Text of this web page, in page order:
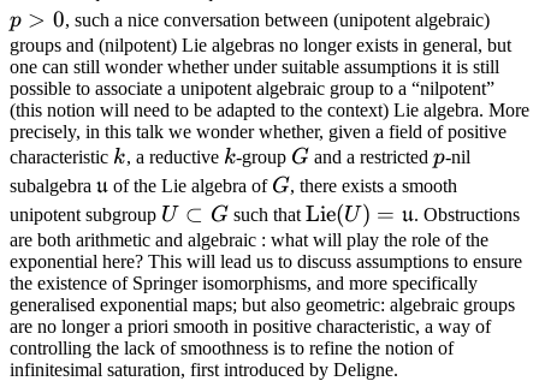
(G)
0
p > 0, such a nice conversation between (unipotent algebraic)
groups and (nilpotent) Lie algebras no longer exists in general, but
one can still wonder whether under suitable assumptions it is still
possible to associate a unipotent algebraic group to a “nilpotent”
(this notion will need to be adapted to the context) Lie algebra. More
precisely, in this talk we wonder whether, given a field of positive
characteristic k
k, a reductive k
k-group G
G and a restrictedp
p-nil
subalgebra \mathfrak{u}
u of the Lie algebra of G
G, there exists a smooth
unipotent subgroup U
\subset
G
U ⊂ G such that \operatorname{Lie}
(U) =
\mathfrak{u}
Lie(U) = u. Obstructions
are both arithmetic and algebraic : what will play the role of the
exponential here? This will lead us to discuss assumptions to ensure
the existence of Springer isomorphisms, and more specifically
generalised exponential maps; but also geometric: algebraic groups
are no longer a priori smooth in positive characteristic, a way of
controlling the lack of smoothness is to refine the notion of
infinitesimal saturation, first introduced by Deligne.